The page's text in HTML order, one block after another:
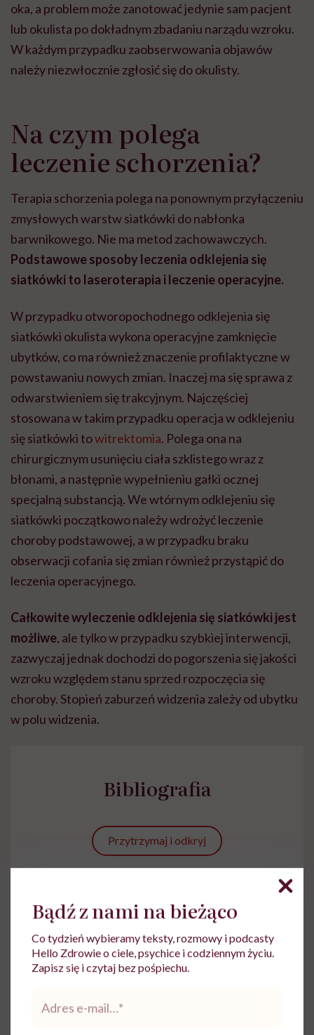
oka, a problem może zanotować jedynie sam pacjent
lub okulista po dokładnym zbadaniu narządu wzroku.
W każdym przypadku zaobserwowania objawów
należy niezwłocznie zgłosić się do okulisty.
Na czym polega
leczenie schorzenia?
Terapia schorzenia polega na ponownym przyłączeniu
zmysłowych warstw siatkówki do nabłonka
barwnikowego. Nie ma metod zachowawczych.
Podstawowe sposoby leczenia odklejenia się
siatkówki to laseroterapia i leczenie operacyjne.
W przypadku otworopochodnego odklejenia się
siatkówki okulista wykona operacyjne zamknięcie
ubytków, co ma również znaczenie profilaktyczne w
powstawaniu nowych zmian. Inaczej ma się sprawa z
odwarstwieniem się trakcyjnym. Najczęściej
stosowana w takim przypadku operacja w odklejeniu
się siatkówki towitrektomia. Polega ona na
chirurgicznym usunięciu ciała szklistego wraz z
błonami, a następnie wypełnieniu gałki ocznej
specjalną substancją. We wtórnym odklejeniu się
siatkówki początkowo należy wdrożyć leczenie
choroby podstawowej, a w przypadku braku
obserwacji cofania się zmian również przystąpić do
leczenia operacyjnego.
Całkowite wyleczenie odklejenia się siatkówki jest
możliwe, ale tylko w przypadku szybkiej interwencji,
zazwyczaj jednak dochodzi do pogorszenia się jakości
wzroku względem stanu sprzed rozpoczęcia się
choroby. Stopień zaburzeń widzenia zależy od ubytku
w polu widzenia.
Bibliografia
Przytrzymaj i odkryj
lek. Ewelina Stefanowicz
Lekarka stażystka, absolwentka
Bądź z nami na bieżąco
Co tydzień wybieramy teksty, rozmowy i podcasty
Hello Zdrowie o ciele, psychice i codziennym życiu.
Zapisz się i czytaj bez pośpiechu.
*